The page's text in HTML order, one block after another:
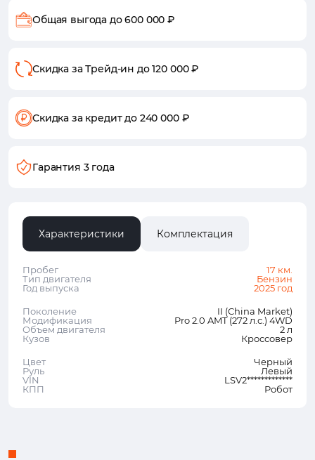
Общая выгода до 600 000 ₽
Скидка за Трейд-ин до 120 000 ₽
Скидка за кредитдо 240 000 ₽
Гарантия 3 года
Характеристики Комплектация
Пробег
17 км.
Тип двигателя
Бензин
Год выпуска
2025 год
Поколение
II (China Market)
Модификация
Pro 2.0 AMT (272 л.с.) 4WD
Объем двигателя
2 л
Кузов
Кроссовер
Цвет
Черный
Руль
Левый
VIN
LSV2*************
КПП
Робот